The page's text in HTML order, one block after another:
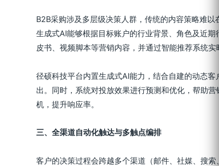
B2B采购涉及多层级决策人群，传统的内容策略难
生成式AI能够根据目标账户的行业背景、角色及近
皮书、视频脚本等营销内容，并通过智能推荐系统
径硕科技平台内置生成式AI能力，结合自建的动态客
出。同时，系统对投放效果进行预测和优化，帮助
机，提升响应率。
三、全渠道自动化触达与多触点编排
客户的决策过程会跨越多个渠道（邮件、社媒、搜